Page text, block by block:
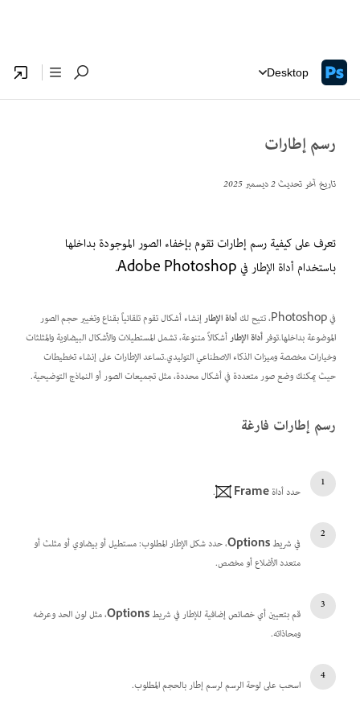
Desktop
رسم إطارات
تاريخ آخر تحديث2 ديسمبر 2025
تعرف على كيفية رسم إطارات تقوم بإخفاء الصور الموجودة بداخلها
باستخدام أداة الإطار في Adobe Photoshop.
في Photoshop، تتيح لك أداة الإطارإنشاء أشكال تقوم تلقائياً بقناع وتغيير حجم الصور
الموضوعة بداخلها.توفرأداة الإطارأشكالاً متنوعة، تشمل المستطيلات والأشكال البيضاوية والمثلثات
وخيارات مخصصة وميزات الذكاء الاصطناعي التوليدي.تساعد الإطارات على إنشاء تخطيطات
حيث يمكنك وضع صور متعددة في أشكال محددة، مثل تجميعات الصور أو النماذج التوضيحية.
رسم إطارات فارغة
حدد أداةFrame
.
في شريطOptions، حدد شكل الإطار المطلوب: مستطيل أو بيضاوي أو مثلث أو
متعدد الأضلاع أو مخصص.
قم بتعيين أي خصائص إضافية للإطار في شريطOptions، مثل لون الحد وعرضه
ومحاذاته.
اسحب على لوحة الرسم لرسم إطار بالحجم المطلوب.